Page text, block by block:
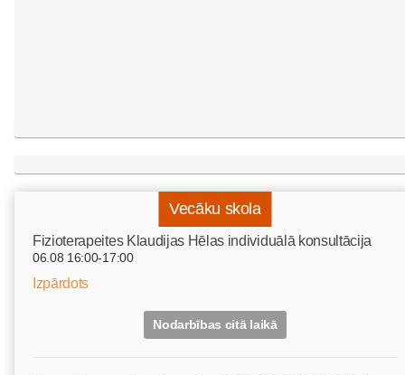
Vecāku skola
Fizioterapeites Klaudijas Hēlas individuālā konsultācija
06.08 16:00-17:00
Izpārdots
Nodarbības citā laikā